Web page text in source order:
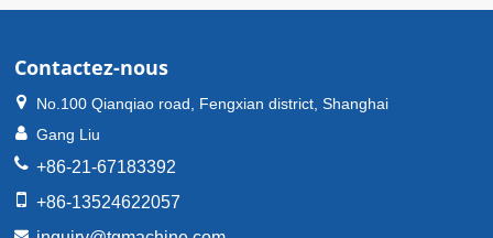
Contactez-nous
No.100 Qianqiao road, Fengxian district, Shanghai
Gang Liu
+86-21-67183392
+86-13524622057